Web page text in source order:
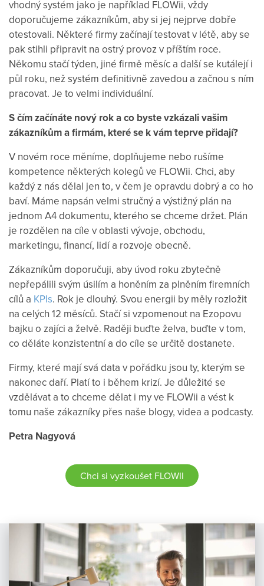
vhodný systém jako je například FLOWii, vždy
doporučujeme zákazníkům, aby si jej nejprve dobře
otestovali. Některé firmy začínají testovat v létě, aby se
pak stihli připravit na ostrý provoz v příštím roce.
Někomu stačí týden, jiné firmě měsíc a další se kutálejí i
půl roku, než systém definitivně zavedou a začnou s ním
pracovat. Je to velmi individuální.
S čím začínáte nový rok a co byste vzkázali vašim
zákazníkům a firmám, které se k vám teprve přidají?
V novém roce měníme, doplňujeme nebo rušíme
kompetence některých kolegů ve FLOWii. Chci, aby
každý z nás dělal jen to, v čem je opravdu dobrý a co ho
baví. Máme napsán velmi stručný a výstižný plán na
jednom A4 dokumentu, kterého se chceme držet. Plán
je rozdělen na cíle v oblasti vývoje, obchodu,
marketingu, financí, lidí a rozvoje obecně.
Zákazníkům doporučuji, aby úvod roku zbytečně
nepřepálili svým úsilím a honěním za plněním firemních
cílů a KPIs. Rok je dlouhý. Svou energii by měly rozložit
na celých 12 měsíců. Stačí si vzpomenout na Ezopovu
bajku o zajíci a želvě. Raději buďte želva, buďte v tom,
co děláte konzistentní a do cíle se určitě dostanete.
Firmy, které mají svá data v pořádku jsou ty, kterým se
nakonec daří. Platí to i během krizí. Je důležité se
vzdělávat a to chceme dělat i my ve FLOWii a vést k
tomu naše zákazníky přes naše blogy, videa a podcasty.
Petra Nagyová
Chci si vyzkoušet FLOWII